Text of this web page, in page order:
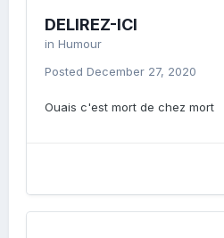
DELIREZ-ICI
in Humour
Posted December 27, 2020
Ouais c'est mort de chez mort